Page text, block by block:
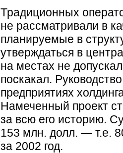
Традиционных
не рассматривали в
планируемые в
утверждаться в
на местах не
поскакал.
предприятиях
Намеченный проект
за всю его историю.
153 млн. долл. — т.е.
за 2002 год.